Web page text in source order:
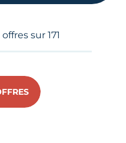
offres sur 171